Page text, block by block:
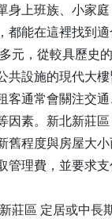
身上班族、小家
都能在這裡找到
元，從較具歷史
共設施的現代大樓
客通常會關注交通
因素。新北新莊
舊程度與房屋大
管理費，並要求
莊區 定居或中長